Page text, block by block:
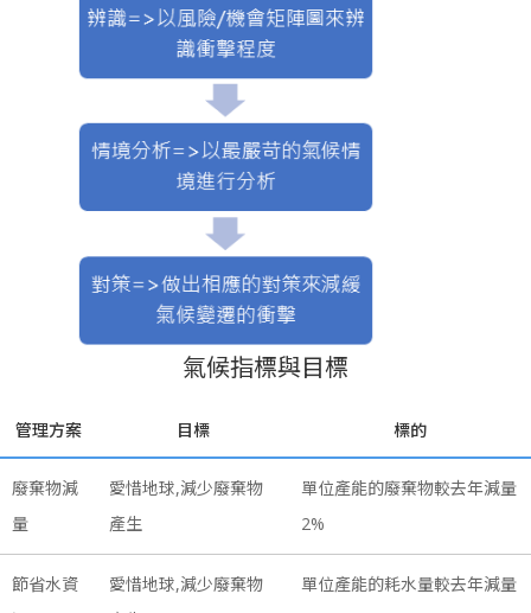
氣候指標與目標
管理方案 目標 標的
廢棄物減
量
愛惜地球,減少廢棄物
產生
單位產能的廢棄物較去年減量
2%
節省水資
愛惜地球,減少廢棄物
單位產能的耗水量較去年減量